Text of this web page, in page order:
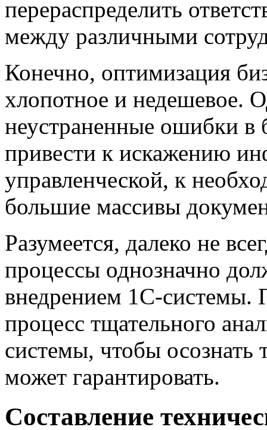
перераспределить
между различными
Конечно, оптимизация
хлопотное и недешевое.
неустраненные ошибки в
привести к искажению
управленческой, к
большие массивы
Разумеется, далеко не
процессы однозначно
внедрением 1С-системы.
процесс тщательного
системы, чтобы осознать
может гарантировать.
Составление